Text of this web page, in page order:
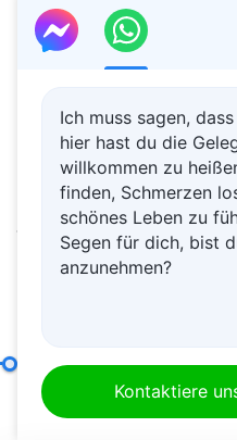
können; manche Leute
Laptop-Ladegerät der
mehr aufladen kann
Pflicht gehindert wird.
eine große Menge
jemandem, um es
plumpen
angewendet. Ihre
weit darüber hinaus
Ich muss sagen,
hier hast du die
willkommen zu
finden, Schmerzen
schönes Leben zu
Segen für dich, bist
anzunehmen?
Kontaktiere